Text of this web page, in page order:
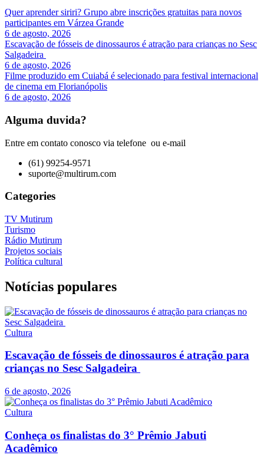
Quer aprender siriri? Grupo abre inscrições gratuitas para novos
participantes em Várzea Grande
6 de agosto, 2026
Escavação de fósseis de dinossauros é atração para crianças no Sesc
Salgadeira
6 de agosto, 2026
Filme produzido em Cuiabá é selecionado para festival internacional
de cinema em Florianópolis
6 de agosto, 2026
Alguma duvida?
Entre em contato conosco via telefone ou e-mail
(61) 99254-9571
suporte@multirum.com
Categories
TV Mutirum
Turismo
Rádio Mutirum
Projetos sociais
Política cultural
Notícias populares
Cultura
Escavação de fósseis de dinossauros é atração para
crianças no Sesc Salgadeira
6 de agosto, 2026
Cultura
Conheça os finalistas do 3° Prêmio Jabuti
Acadêmico